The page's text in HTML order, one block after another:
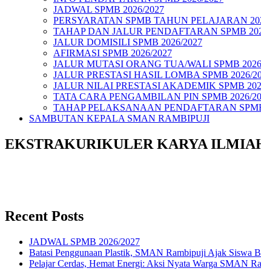
JADWAL SPMB 2026/2027
PERSYARATAN SPMB TAHUN PELAJARAN
TAHAP DAN JALUR PENDAFTARAN SPMB
JALUR DOMISILI SPMB 2026/2027
AFIRMASI SPMB 2026/2027
JALUR MUTASI ORANG TUA/WALI SPMB
JALUR PRESTASI HASIL LOMBA SPMB 2026/
JALUR NILAI PRESTASI AKADEMIK SPMB
TATA CARA PENGAMBILAN PIN SPMB 2026/
TAHAP PELAKSANAAN PENDAFTARAN
SAMBUTAN KEPALA SMAN RAMBIPUJI
EKSTRAKURIKULER KARYA
Recent Posts
JADWAL SPMB 2026/2027
Batasi Penggunaan Plastik, SMAN Rambipuji Ajak Siswa
Pelajar Cerdas, Hemat Energi: Aksi Nyata Warga SMAN